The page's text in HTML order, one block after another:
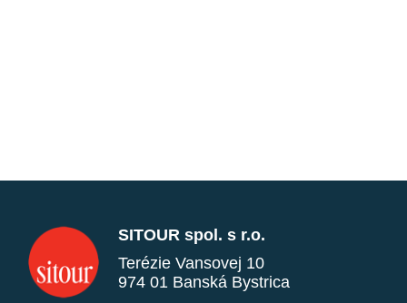
SITOUR spol. s r.o.
Terézie Vansovej 10
974 01 Banská Bystrica